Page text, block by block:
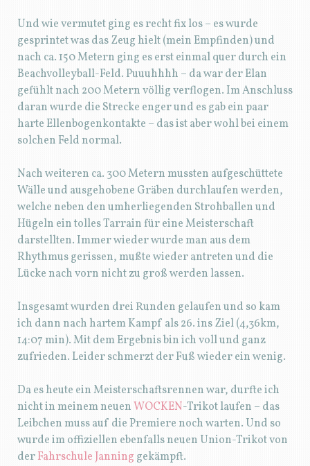
Und wie vermutet ging es recht fix los – es wurde
gesprintet was das Zeug hielt (mein Empfinden) und
nach ca. 150 Metern ging es erst einmal quer durch ein
Beachvolleyball-Feld. Puuuhhhh – da war der Elan
gefühlt nach 200 Metern völlig verflogen. Im Anschluss
daran wurde die Strecke enger und es gab ein paar
harte Ellenbogenkontakte – das ist aber wohl bei einem
solchen Feld normal.
Nach weiteren ca. 300 Metern mussten aufgeschüttete
Wälle und ausgehobene Gräben durchlaufen werden,
welche neben den umherliegenden Strohballen und
Hügeln ein tolles Tarrain für eine Meisterschaft
darstellten. Immer wieder wurde man aus dem
Rhythmus gerissen, mußte wieder antreten und die
Lücke nach vorn nicht zu groß werden lassen.
Insgesamt wurden drei Runden gelaufen und so kam
ich dann nach hartem Kampf als 26. ins Ziel (4,36km,
14:07 min). Mit dem Ergebnis bin ich voll und ganz
zufrieden. Leider schmerzt der Fuß wieder ein wenig.
Da es heute ein Meisterschaftsrennen war, durfte ich
nicht in meinem neuenWOCKEN-Trikot laufen – das
Leibchen muss auf die Premiere noch warten. Und so
wurde im offiziellen ebenfalls neuen Union-Trikot von
derFahrschule Janning gekämpft.